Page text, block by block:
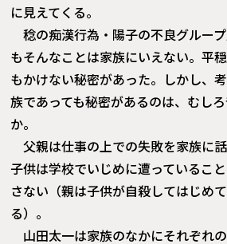
に見えてくる。
稔の痴漢行為・陽子の不良グルー
もそんなことは家族にいえない。平
もかけない秘密があった。しかし、
族であっても秘密があるのは、むし
か。
父親は仕事の上での失敗を家族に
子供は学校でいじめに遭っているこ
さない（親は子供が自殺してはじめ
る）。
山田太一は家族のなかにそれぞれ